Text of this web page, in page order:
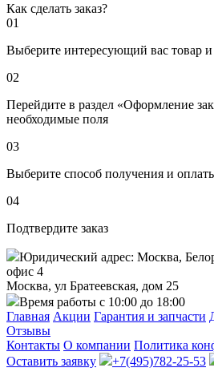
Как сделать заказ?
01
Выберите интересующий вас товар и
02
Перейдите в раздел «Оформление
необходимые поля
03
Выберите способ получения и
04
Подтвердите заказ
Юридический адрес: Москва,
офис 4
Москва, ул Братеевская, дом 25
Время работы с 10:00 до 18:00
Главная Акции Гарантия и запчасти
Отзывы
Контакты О компании Политика
Оставить заявку
+7(495)782-25-53